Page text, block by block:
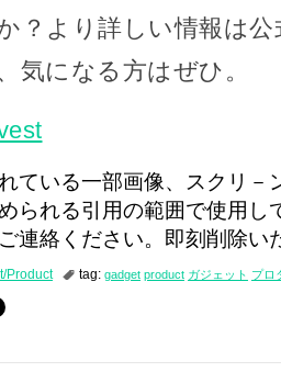
？より詳しい情報は
気になる方はぜひ。
ている一部画像、スクリ－
られる引用の範囲で使用し
連絡ください。即刻削除い
Product tag: gadget product ガジェット プロ